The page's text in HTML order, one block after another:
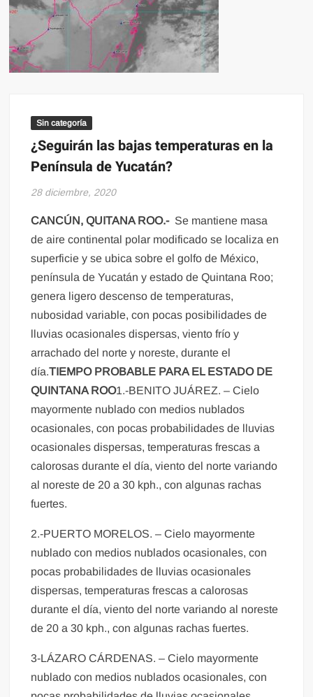
Sin categoría
¿Seguirán las bajas temperaturas en la
Península de Yucatán?
28 diciembre, 2020
CANCÚN, QUITANA ROO.- Se mantiene masa
de aire continental polar modificado se localiza en
superficie y se ubica sobre el golfo de México,
península de Yucatán y estado de Quintana Roo;
genera ligero descenso de temperaturas,
nubosidad variable, con pocas posibilidades de
lluvias ocasionales dispersas, viento frío y
arrachado del norte y noreste, durante el
día.TIEMPO PROBABLE PARA EL ESTADO DE
QUINTANA ROO1.-BENITO JUÁREZ. – Cielo
mayormente nublado con medios nublados
ocasionales, con pocas probabilidades de lluvias
ocasionales dispersas, temperaturas frescas a
calorosas durante el día, viento del norte variando
al noreste de 20 a 30 kph., con algunas rachas
fuertes.
2.-PUERTO MORELOS. – Cielo mayormente
nublado con medios nublados ocasionales, con
pocas probabilidades de lluvias ocasionales
dispersas, temperaturas frescas a calorosas
durante el día, viento del norte variando al noreste
de 20 a 30 kph., con algunas rachas fuertes.
3-LÁZARO CÁRDENAS. – Cielo mayormente
nublado con medios nublados ocasionales, con